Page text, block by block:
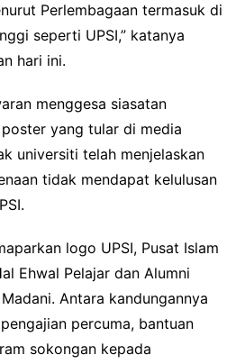
Perlembagaan termasuk di
seperti UPSI,” katanya
hari ini.
menggesa siasatan
yang tular di media
universiti telah menjelaskan
tidak mendapat kelulusan
logo UPSI, Pusat Islam
Ehwal Pelajar dan Alumni
Antara kandungannya
percuma, bantuan
sokongan kepada